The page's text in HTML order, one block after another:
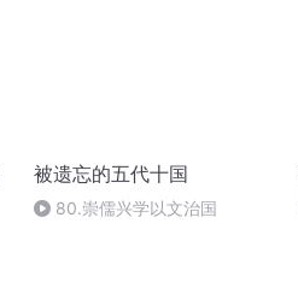
被遗忘的五代十国
80.崇儒兴学以文治国